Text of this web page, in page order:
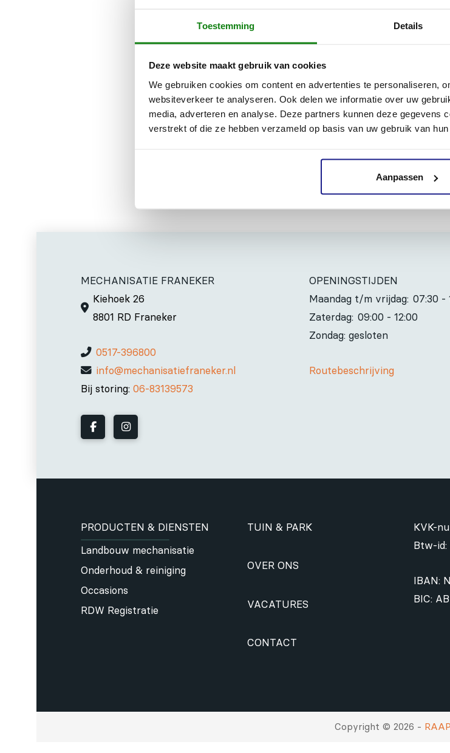
Toestemming Details
Deze website maakt gebruik van cookies
We gebruiken cookies om content en advertenties te personaliseren,
websiteverkeer te analyseren. Ook delen we informatie over uw
media, adverteren en analyse. Deze partners kunnen deze gegevens
verstrekt of die ze hebben verzameld op basis van uw gebruik van
Aanpassen
STIHL doorslijpers en onderscheiden zich door hun
De diamant-doorslijpschijf D-B10 is bijzonder geschikt
beton, beton en baksteen.
De STIHL diamant-doorslijpschijf D-B10 met een
de volgende doorslijpers:
MECHANISATIE FRANEKER
Kiehoek 26
8801 RD Franeker
0517-396800
info@mechanisatiefraneker.nl
Bij storing:06-83139573
OPENINGSTIJDEN
Maandag t/m vrijdag: 07:30 -
Zaterdag: 09:00 - 12:00
Zondag: gesloten
Routebeschrijving
PRODUCTEN & DIENSTEN
Landbouw mechanisatie
Onderhoud & reiniging
Occasions
RDW Registratie
TUIN & PARK
OVER ONS
VACATURES
CONTACT
KVK-
Btw-id:
IBAN:
BIC:
Copyright © 2026 -